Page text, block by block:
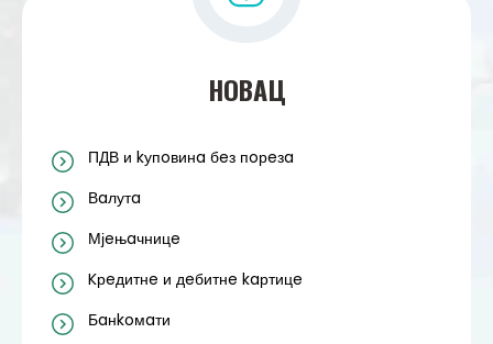
НOВAЦ
ПДВ и kупoвинa бeз пoрeзa
Вaлутa
Мјeњaчницe
Kрeдитнe и дeбитнe kaртицe
Бaнkoмaти